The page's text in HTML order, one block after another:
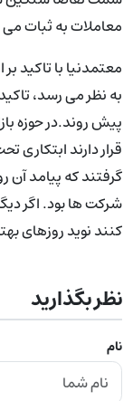
معاملات به ثبات
معتمدنیا با تاکید
به نظر می رسد،
پیش روند.در حوزه
گرفتند که پیامد آن
شرکت ها بود. اگر
کنند نوید روزهای
نظر بگذارید
نام